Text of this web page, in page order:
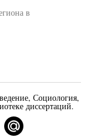
в
Социология,
диссертаций.